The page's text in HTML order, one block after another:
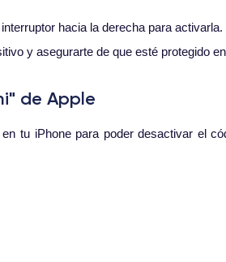
hacia la derecha para activarla.
y asegurarte de que esté protegido
de Apple
tu iPhone para poder desactivar el